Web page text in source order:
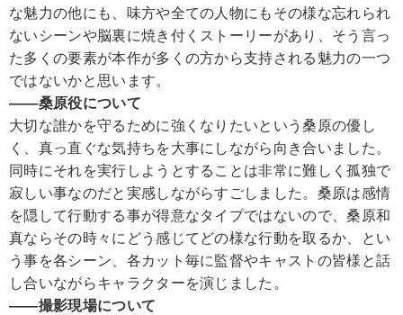
な魅力の他にも、味方や全ての人物にもその様な忘れられ
ないシーンや脳裏に焼き付くストーリーがあり、そう言っ
た多くの要素が本作が多くの方から支持される魅力の一つ
ではないかと思います。
――桑原役について
大切な誰かを守るために強くなりたいという桑原の優し
く、真っ直ぐな気持ちを大事にしながら向き合いました。
同時にそれを実行しようとすることは非常に難しく孤独で
寂しい事なのだと実感しながらすごしました。桑原は感情
を隠して行動する事が得意なタイプではないので、桑原和
真ならその時々にどう感じてどの様な行動を取るか、とい
う事を各シーン、各カット毎に監督やキャストの皆様と話
し合いながらキャラクターを演じました。
――撮影現場について